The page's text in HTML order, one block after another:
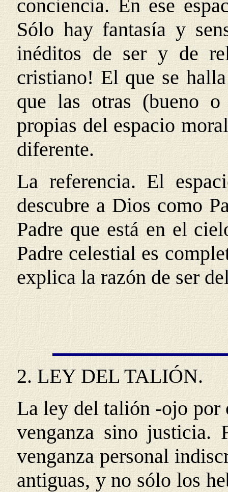
conciencia. En ese
Sólo hay fantasía y
inéditos de ser y de
cristiano! El que se
que las otras (bueno o
propias del espacio
diferente.
La referencia. El
descubre a Dios como
Padre que está en el
Padre celestial es
explica la razón de ser
2.LEY DEL TALIÓN.
La ley del talión -ojo por
venganza sino justicia.
venganza personal
antiguas, y no sólo los